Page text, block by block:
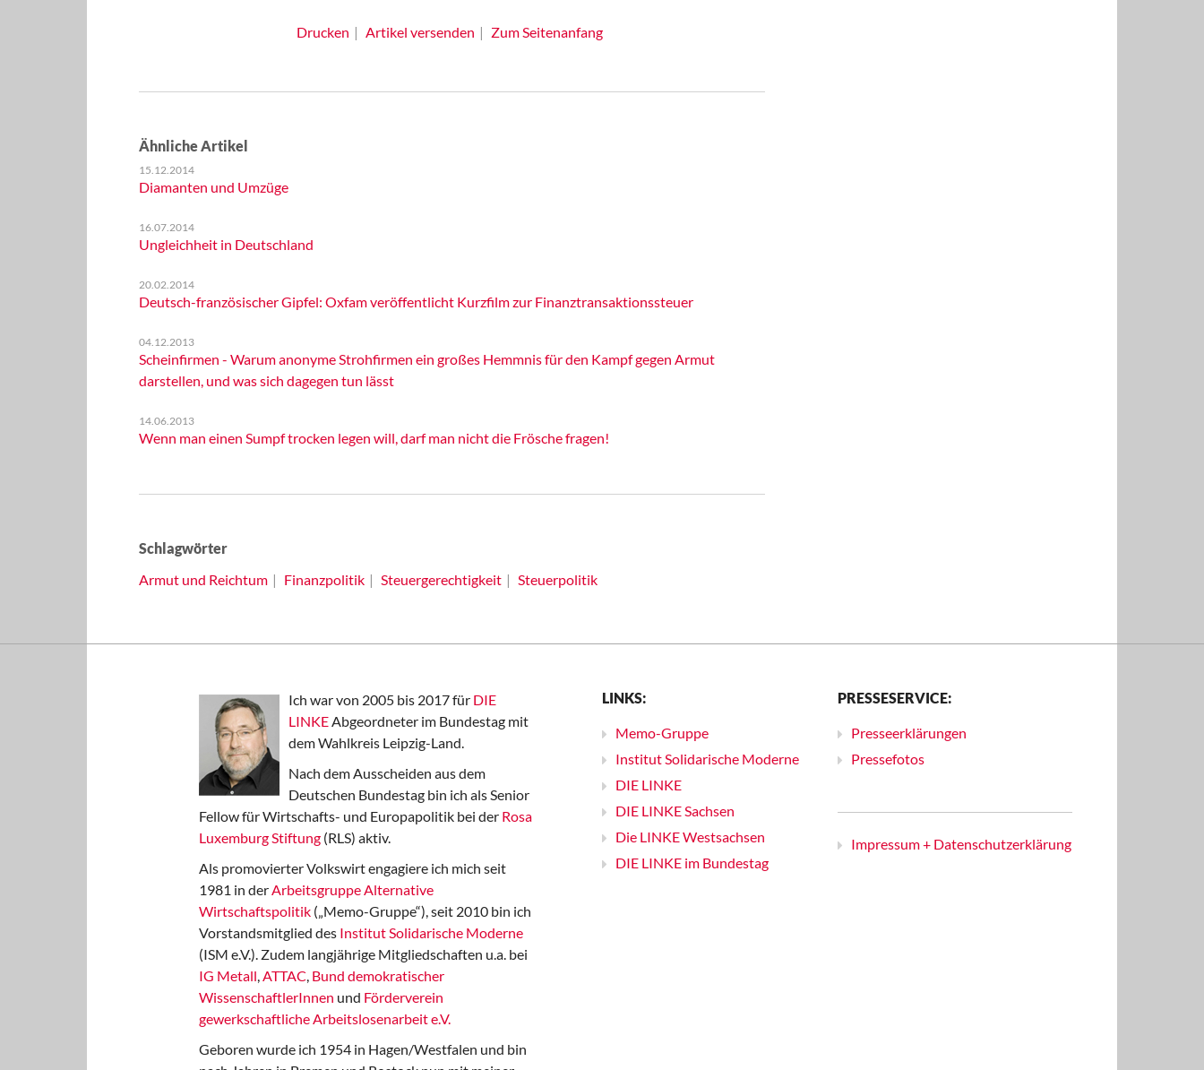
Drucken Artikel versenden Zum Seitenanfang
Ähnliche Artikel
15.12.2014
Diamanten und Umzüge
16.07.2014
Ungleichheit in Deutschland
20.02.2014
Deutsch-französischer Gipfel: Oxfam veröffentlicht Kurzfilm zur Finanztransaktionssteuer
04.12.2013
Scheinfirmen - Warum anonyme Strohfirmen ein großes Hemmnis für den Kampf gegen Armut
darstellen, und was sich dagegen tun lässt
14.06.2013
Wenn man einen Sumpf trocken legen will, darf man nicht die Frösche fragen!
Schlagwörter
Armut und Reichtum
Finanzpolitik Steuergerechtigkeit Steuerpolitik
Ich war von 2005 bis 2017 für DIE
LINKEAbgeordneter im Bundestag mit
dem Wahlkreis Leipzig-Land.
Nach dem Ausscheiden aus dem
Deutschen Bundestag bin ich als Senior
Fellow für Wirtschafts- und Europapolitik bei der Rosa
Luxemburg Stiftung (RLS) aktiv.
Als promovierter Volkswirt engagiere ich mich seit
1981 in derArbeitsgruppe Alternative
Wirtschaftspolitik („Memo-Gruppe“), seit 2010 bin ich
Vorstandsmitglied des Institut Solidarische Moderne
(ISM e.V.). Zudem langjährige Mitgliedschaften u.a. bei
IG Metall,ATTAC, Bund demokratischer
WissenschaftlerInnen und Förderverein
gewerkschaftliche Arbeitslosenarbeit e.V.
Geboren wurde ich 1954 in Hagen/Westfalen und bin
LINKS:
Memo-Gruppe
Institut Solidarische Moderne
DIE LINKE
DIE LINKE Sachsen
Die LINKE Westsachsen
DIE LINKE im Bundestag
PRESSESERVICE:
Presseerklärungen
Pressefotos
Impressum + Datenschutzerklärung